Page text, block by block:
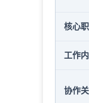
核心
工作
协作